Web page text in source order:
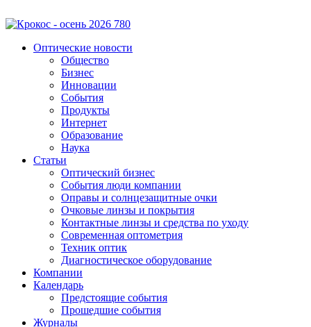
Оптические новости
Общество
Бизнес
Инновации
События
Продукты
Интернет
Образование
Наука
Статьи
Оптический бизнес
События люди компании
Оправы и солнцезащитные очки
Очковые линзы и покрытия
Контактные линзы и средства по уходу
Современная оптометрия
Техник оптик
Диагностическое оборудование
Компании
Календарь
Предстоящие события
Прошедшие события
Журналы